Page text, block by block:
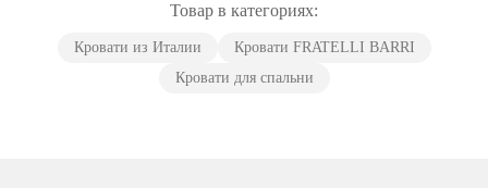
Товар в категориях:
Кровати из Италии
Кровати FRATELLI BARRI
Кровати для спальни